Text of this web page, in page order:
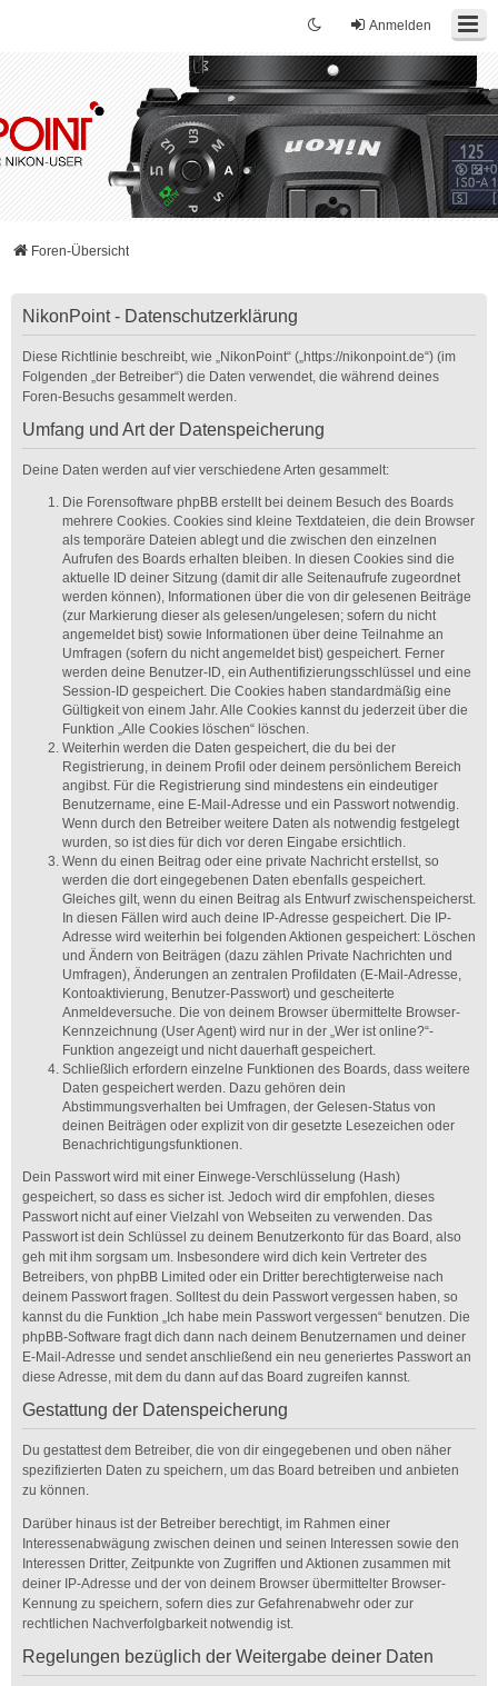
Anmelden
Foren-Übersicht
NikonPoint - Datenschutzerklärung
Diese Richtlinie beschreibt, wie „NikonPoint“ („https://nikonpoint.de“) (im
Folgenden „der Betreiber“) die Daten verwendet, die während deines
Foren-Besuchs gesammelt werden.
Umfang und Art der Datenspeicherung
Deine Daten werden auf vier verschiedene Arten gesammelt:
Die Forensoftware phpBB erstellt bei deinem Besuch des Boards
mehrere Cookies. Cookies sind kleine Textdateien, die dein Browser
als temporäre Dateien ablegt und die zwischen den einzelnen
Aufrufen des Boards erhalten bleiben. In diesen Cookies sind die
aktuelle ID deiner Sitzung (damit dir alle Seitenaufrufe zugeordnet
werden können), Informationen über die von dir gelesenen Beiträge
(zur Markierung dieser als gelesen/ungelesen; sofern du nicht
angemeldet bist) sowie Informationen über deine Teilnahme an
Umfragen (sofern du nicht angemeldet bist) gespeichert. Ferner
werden deine Benutzer-ID, ein Authentifizierungsschlüssel und eine
Session-ID gespeichert. Die Cookies haben standardmäßig eine
Gültigkeit von einem Jahr. Alle Cookies kannst du jederzeit über die
Funktion „Alle Cookies löschen“ löschen.
Weiterhin werden die Daten gespeichert, die du bei der
Registrierung, in deinem Profil oder deinem persönlichem Bereich
angibst. Für die Registrierung sind mindestens ein eindeutiger
Benutzername, eine E-Mail-Adresse und ein Passwort notwendig.
Wenn durch den Betreiber weitere Daten als notwendig festgelegt
wurden, so ist dies für dich vor deren Eingabe ersichtlich.
Wenn du einen Beitrag oder eine private Nachricht erstellst, so
werden die dort eingegebenen Daten ebenfalls gespeichert.
Gleiches gilt, wenn du einen Beitrag als Entwurf zwischenspeicherst.
In diesen Fällen wird auch deine IP-Adresse gespeichert. Die IP-
Adresse wird weiterhin bei folgenden Aktionen gespeichert: Löschen
und Ändern von Beiträgen (dazu zählen Private Nachrichten und
Umfragen), Änderungen an zentralen Profildaten (E-Mail-Adresse,
Kontoaktivierung, Benutzer-Passwort) und gescheiterte
Anmeldeversuche. Die von deinem Browser übermittelte Browser-
Kennzeichnung (User Agent) wird nur in der „Wer ist online?“-
Funktion angezeigt und nicht dauerhaft gespeichert.
Schließlich erfordern einzelne Funktionen des Boards, dass weitere
Daten gespeichert werden. Dazu gehören dein
Abstimmungsverhalten bei Umfragen, der Gelesen-Status von
deinen Beiträgen oder explizit von dir gesetzte Lesezeichen oder
Benachrichtigungsfunktionen.
Dein Passwort wird mit einer Einwege-Verschlüsselung (Hash)
gespeichert, so dass es sicher ist. Jedoch wird dir empfohlen, dieses
Passwort nicht auf einer Vielzahl von Webseiten zu verwenden. Das
Passwort ist dein Schlüssel zu deinem Benutzerkonto für das Board, also
geh mit ihm sorgsam um. Insbesondere wird dich kein Vertreter des
Betreibers, von phpBB Limited oder ein Dritter berechtigterweise nach
deinem Passwort fragen. Solltest du dein Passwort vergessen haben, so
kannst du die Funktion „Ich habe mein Passwort vergessen“ benutzen. Die
phpBB-Software fragt dich dann nach deinem Benutzernamen und deiner
E-Mail-Adresse und sendet anschließend ein neu generiertes Passwort an
diese Adresse, mit dem du dann auf das Board zugreifen kannst.
Gestattung der Datenspeicherung
Du gestattest dem Betreiber, die von dir eingegebenen und oben näher
spezifizierten Daten zu speichern, um das Board betreiben und anbieten
zu können.
Darüber hinaus ist der Betreiber berechtigt, im Rahmen einer
Interessenabwägung zwischen deinen und seinen Interessen sowie den
Interessen Dritter, Zeitpunkte von Zugriffen und Aktionen zusammen mit
deiner IP-Adresse und der von deinem Browser übermittelter Browser-
Kennung zu speichern, sofern dies zur Gefahrenabwehr oder zur
rechtlichen Nachverfolgbarkeit notwendig ist.
Regelungen bezüglich der Weitergabe deiner Daten